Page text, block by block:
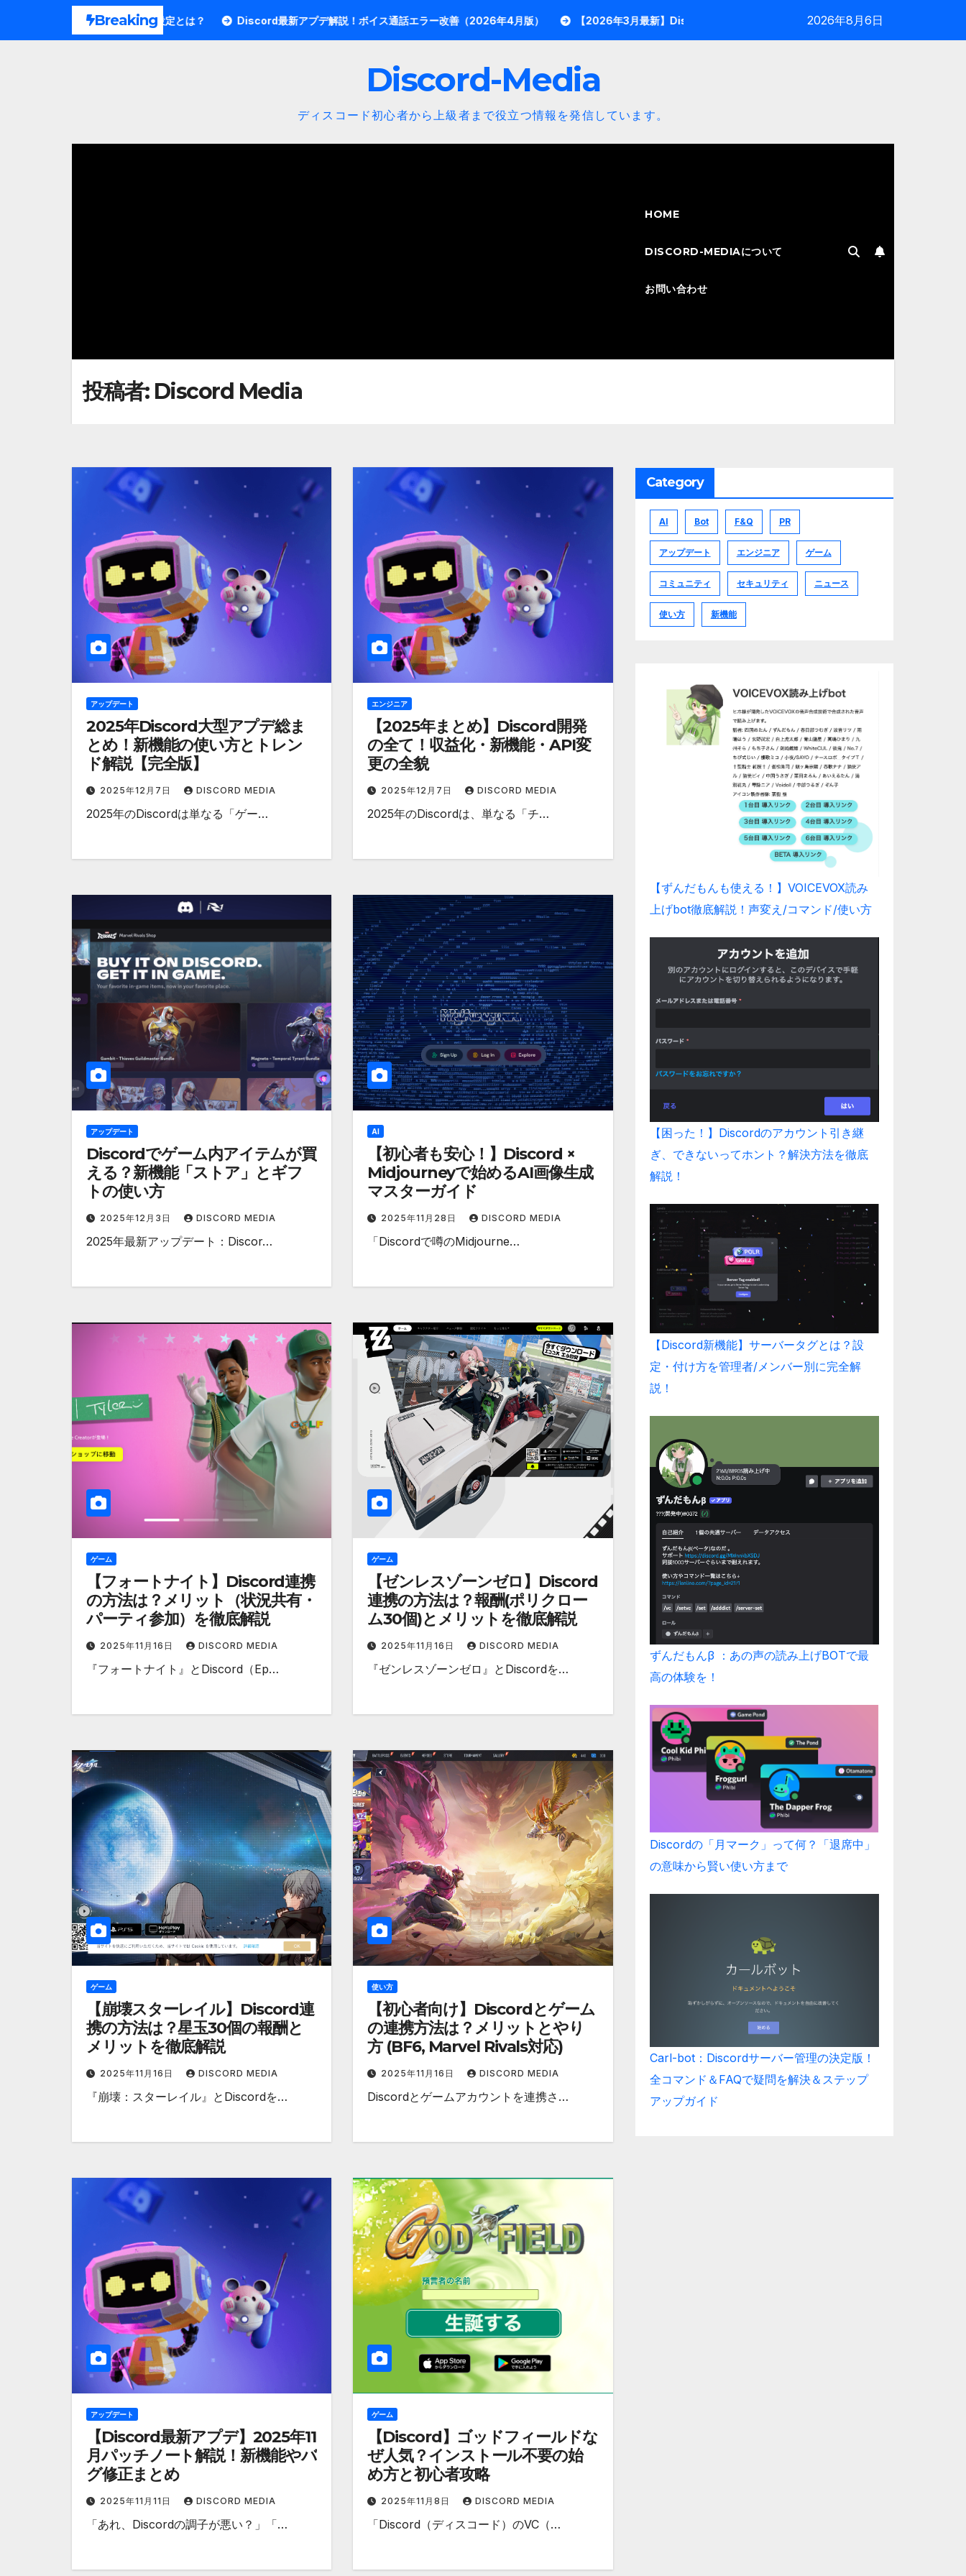
Breaking
の誤発信防止設定とは？ Discord最新アプデ解説！ボイス通話エラー改善（2026年4月版） 【2026年3月最新】Discordアップデート情報：動作軽量化とメンション仕様の修正
2026年8月6日
Discord-Media
ディスコード初心者から上級者まで役立つ情報を発信しています。
HOME
DISCORD-MEDIAについて
お問い合わせ
投稿者: Discord Media
アップデート
2025年Discord大型アプデ総ま
とめ！新機能の使い方とトレン
ド解説【完全版】
2025年12月7日 DISCORD MEDIA
2025年のDiscordは単なる「ゲー…
エンジニア
【2025年まとめ】Discord開発
の全て！収益化・新機能・API変
更の全貌
2025年12月7日 DISCORD MEDIA
2025年のDiscordは、単なる「チ…
アップデート
Discordでゲーム内アイテムが買
える？新機能「ストア」とギフ
トの使い方
2025年12月3日 DISCORD MEDIA
2025年最新アップデート：Discor…
AI
【初心者も安心！】Discord ×
Midjourneyで始めるAI画像生成
マスターガイド
2025年11月28日 DISCORD MEDIA
「Discordで噂のMidjourne…
ゲーム
【フォートナイト】Discord連携
の方法は？メリット（状況共有・
パーティ参加）を徹底解説
2025年11月16日 DISCORD MEDIA
『フォートナイト』とDiscord（Ep…
ゲーム
【ゼンレスゾーンゼロ】Discord
連携の方法は？報酬(ポリクロー
ム30個)とメリットを徹底解説
2025年11月16日 DISCORD MEDIA
『ゼンレスゾーンゼロ』とDiscordを…
ゲーム
【崩壊スターレイル】Discord連
携の方法は？星玉30個の報酬と
メリットを徹底解説
2025年11月16日 DISCORD MEDIA
『崩壊：スターレイル』とDiscordを…
使い方
【初心者向け】Discordとゲーム
の連携方法は？メリットとやり
方 (BF6, Marvel Rivals対応)
2025年11月16日 DISCORD MEDIA
Discordとゲームアカウントを連携さ…
アップデート
【Discord最新アプデ】2025年11
月パッチノート解説！新機能やバ
グ修正まとめ
2025年11月11日 DISCORD MEDIA
「あれ、Discordの調子が悪い？」「…
ゲーム
【Discord】ゴッドフィールドな
ぜ人気？インストール不要の始
め方と初心者攻略
2025年11月8日 DISCORD MEDIA
「Discord（ディスコード）のVC（…
Category
AI Bot F&Q PR
アップデート エンジニア ゲーム
コミュニティ セキュリティ ニュース
使い方 新機能
【ずんだもんも使える！】VOICEVOX読み
上げbot徹底解説！声変え/コマンド/使い方
【困った！】Discordのアカウント引き継
ぎ、できないってホント？解決方法を徹底
解説！
【Discord新機能】サーバータグとは？設
定・付け方を管理者/メンバー別に完全解
説！
ずんだもんβ ：あの声の読み上げBOTで最
高の体験を！
Discordの「月マーク」って何？「退席中」
の意味から賢い使い方まで
Carl-bot：Discordサーバー管理の決定版！
全コマンド＆FAQで疑問を解決＆ステップ
アップガイド